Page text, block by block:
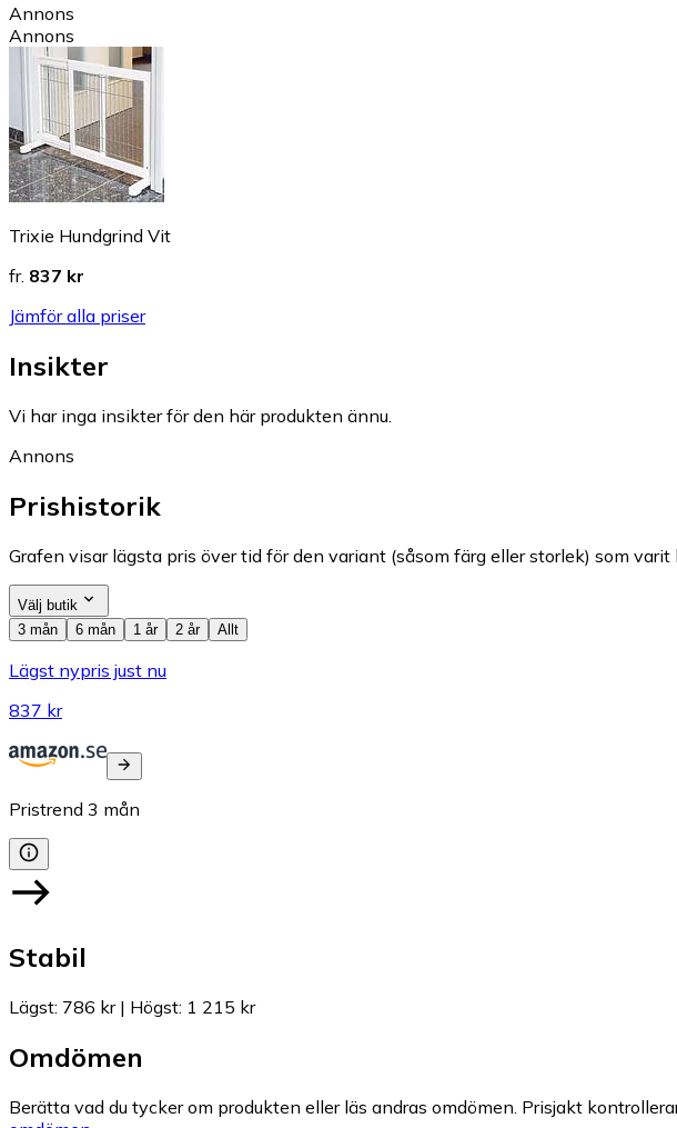
Annons
Annons
Trixie Hundgrind Vit
fr. 837 kr
Jämför alla priser
Insikter
Vi har inga insikter för den här produkten ännu.
Annons
Prishistorik
Grafen visar lägsta pris över tid för den variant (såsom färg eller storlek) som
Välj butik
3 mån
6 mån 1 år 2 år Allt
Lägst nypris just nu
837 kr
Pristrend 3 mån
Stabil
Lägst: 786 kr| Högst: 1 215 kr
Omdömen
Berätta vad du tycker om produkten eller läs andras omdömen. Prisjakt